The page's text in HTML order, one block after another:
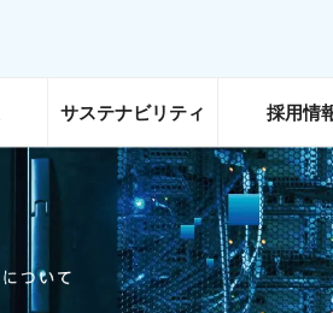
サステナビリティ 採用情